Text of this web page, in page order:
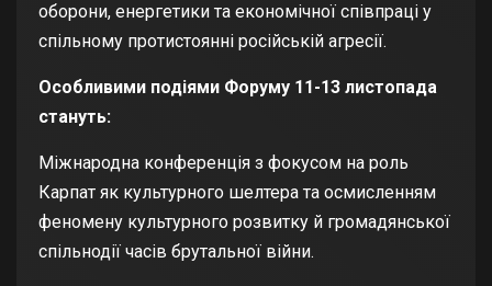
оборони, енергетики та економічної співпраці у
спільному протистоянні російській агресії.
Особливими подіями Форуму 11-13 листопада
стануть:
Міжнародна конференція з фокусом на роль
Карпат як культурного шелтера та осмисленням
феномену культурного розвитку й громадянської
спільнодії часів брутальної війни.